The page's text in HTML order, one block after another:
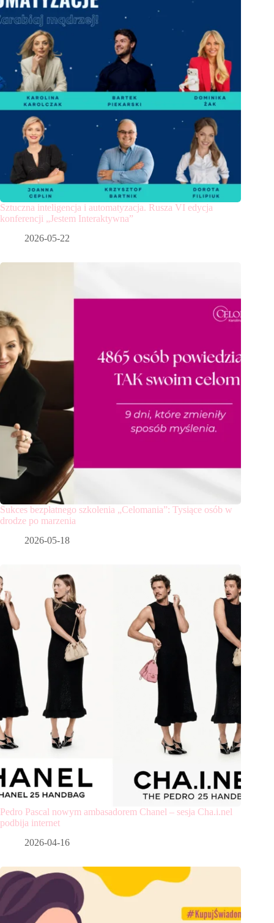
Sztuczna inteligencja i automatyzacja. Rusza VI edycja
konferencji „Jestem Interaktywna”
2026-05-22
Sukces bezpłatnego szkolenia „Celomania”: Tysiące osób w
drodze po marzenia
2026-05-18
Pedro Pascal nowym ambasadorem Chanel – sesja Cha.i.nel
podbija internet
2026-04-16